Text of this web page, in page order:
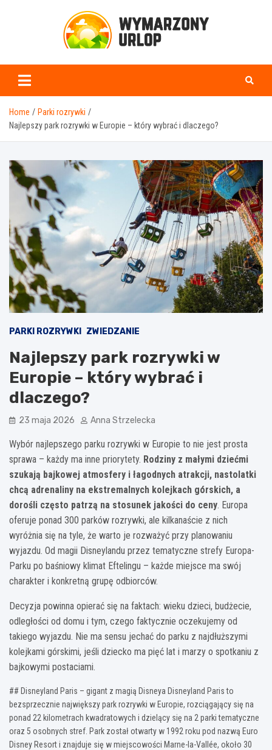
Home
Parki rozrywki
Najlepszy park rozrywki w Europie – który wybrać i dlaczego?
PARKI ROZRYWKI ZWIEDZANIE
Najlepszy park rozrywki w
Europie – który wybrać i
dlaczego?
23 maja 2026 Anna Strzelecka
Wybór najlepszego parku rozrywki w Europie to nie jest prosta
sprawa – każdy ma inne priorytety. Rodziny z małymi dziećmi
szukają bajkowej atmosfery i łagodnych atrakcji, nastolatki
chcą adrenaliny na ekstremalnych kolejkach górskich, a
dorośli często patrzą na stosunek jakości do ceny. Europa
oferuje ponad 300 parków rozrywki, ale kilkanaście z nich
wyróżnia się na tyle, że warto je rozważyć przy planowaniu
wyjazdu. Od magii Disneylandu przez tematyczne strefy Europa-
Parku po baśniowy klimat Eftelingu – każde miejsce ma swój
charakter i konkretną grupę odbiorców.
Decyzja powinna opierać się na faktach: wieku dzieci, budżecie,
odległości od domu i tym, czego faktycznie oczekujemy od
takiego wyjazdu. Nie ma sensu jechać do parku z najdłuższymi
kolejkami górskimi, jeśli dziecko ma pięć lat i marzy o spotkaniu z
bajkowymi postaciami.
## Disneyland Paris – gigant z magią Disneya Disneyland Paris to
bezsprzecznie największy park rozrywki w Europie, rozciągający się na
ponad 22 kilometrach kwadratowych i dzielący się na 2 parki tematyczne
oraz 5 osobnych stref. Park został otwarty w 1992 roku pod nazwą Euro
Disney Resort i znajduje się w miejscowości Marne-la-Vallée, około 30